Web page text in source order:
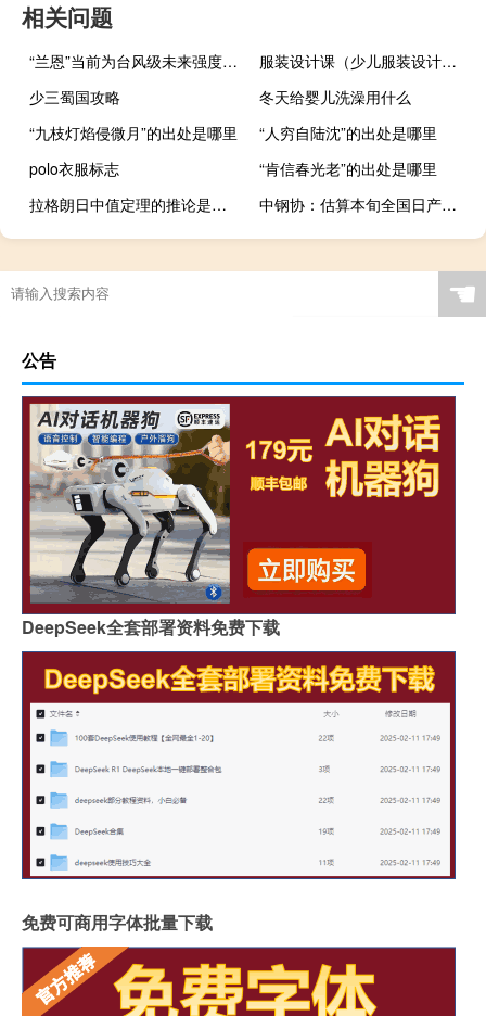
相关问题
“兰恩”当前为台风级未来强度变化不大将于15日早晨到上午在日本四国岛到本州岛南部沿海登陆尔后开始转向北偏东方向移动强度逐渐减弱
服装设计课（少儿服装设计专业课程内容）
少三蜀国攻略
冬天给婴儿洗澡用什么
“九枝灯焰侵微月”的出处是哪里
“人穷自陆沈”的出处是哪里
polo衣服标志
“肯信春光老”的出处是哪里
拉格朗日中值定理的推论是什么
中钢协：估算本旬全国日产粗钢293.17万吨、环比增长3.66%
☚
公告
DeepSeek全套部署资料免费下载
免费可商用字体批量下载